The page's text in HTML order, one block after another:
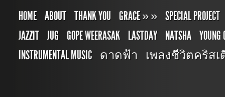
HOME ABOUT THANK YOU GRACE»» SPECIAL PROJECT
JAZZIT JUG GOPE WEERASAK LASTDAY NATSHA YOUNG
INSTRUMENTAL MUSIC ดาดฟ้า เพลงชีวิตคริสเตียน